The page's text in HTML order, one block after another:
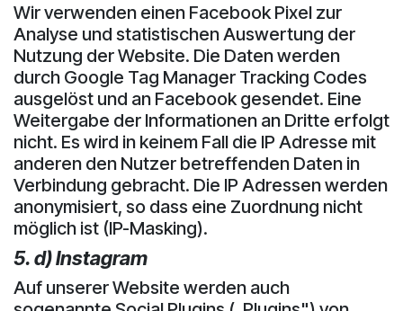
Wir verwenden einen Facebook Pixel zur
Analyse und statistischen Auswertung der
Nutzung der Website. Die Daten werden
durch Google Tag Manager Tracking Codes
ausgelöst und an Facebook gesendet. Eine
Weitergabe der Informationen an Dritte erfolgt
nicht. Es wird in keinem Fall die IP Adresse mit
anderen den Nutzer betreffenden Daten in
Verbindung gebracht. Die IP Adressen werden
anonymisiert, so dass eine Zuordnung nicht
möglich ist (IP-Masking).
5. d) Instagram
Auf unserer Website werden auch